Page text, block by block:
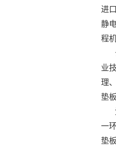
进
静
程
业
理
垫
一
垫